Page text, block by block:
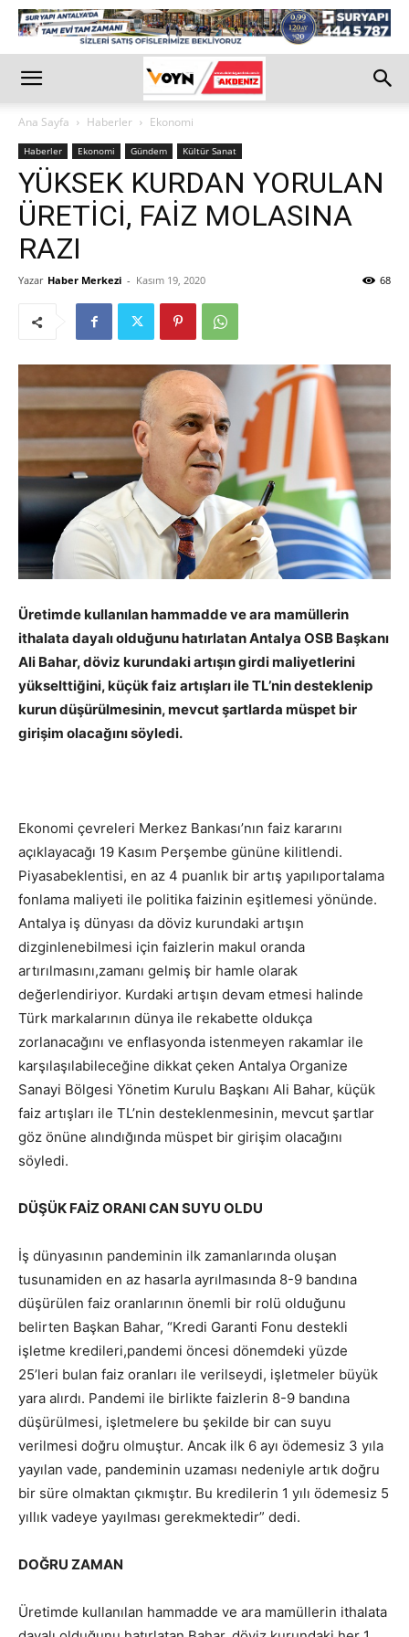
Ana Sayfa Haberler Ekonomi
Haberler Ekonomi Gündem Kültür Sanat
YÜKSEK KURDAN YORULAN
ÜRETİCİ, FAİZ MOLASINA
RAZI
Yazar Haber Merkezi - Kasım 19, 2020 68
Üretimde kullanılan hammadde ve ara mamüllerin
ithalata dayalı olduğunu hatırlatan Antalya OSB Başkanı
Ali Bahar, döviz kurundaki artışın girdi maliyetlerini
yükselttiğini, küçük faiz artışları ile TL’nin desteklenip
kurun düşürülmesinin, mevcut şartlarda müspet bir
girişim olacağını söyledi.
Ekonomi çevreleri Merkez Bankası’nın faiz kararını
açıklayacağı 19 Kasım Perşembe gününe kilitlendi.
Piyasabeklentisi, en az 4 puanlık bir artış yapılıportalama
fonlama maliyeti ile politika faizinin eşitlemesi yönünde.
Antalya iş dünyası da döviz kurundaki artışın
dizginlenebilmesi için faizlerin makul oranda
artırılmasını,zamanı gelmiş bir hamle olarak
değerlendiriyor. Kurdaki artışın devam etmesi halinde
Türk markalarının dünya ile rekabette oldukça
zorlanacağını ve enflasyonda istenmeyen rakamlar ile
karşılaşılabileceğine dikkat çeken Antalya Organize
Sanayi Bölgesi Yönetim Kurulu Başkanı Ali Bahar, küçük
faiz artışları ile TL’nin desteklenmesinin, mevcut şartlar
göz önüne alındığında müspet bir girişim olacağını
söyledi.
DÜŞÜK FAİZ ORANI CAN SUYU OLDU
İş dünyasının pandeminin ilk zamanlarında oluşan
tusunamiden en az hasarla ayrılmasında 8-9 bandına
düşürülen faiz oranlarının önemli bir rolü olduğunu
belirten Başkan Bahar, “Kredi Garanti Fonu destekli
işletme kredileri,pandemi öncesi dönemdeki yüzde
25’leri bulan faiz oranları ile verilseydi, işletmeler büyük
yara alırdı. Pandemi ile birlikte faizlerin 8-9 bandına
düşürülmesi, işletmelere bu şekilde bir can suyu
verilmesi doğru olmuştur. Ancak ilk 6 ayı ödemesiz 3 yıla
yayılan vade, pandeminin uzaması nedeniyle artık doğru
bir süre olmaktan çıkmıştır. Bu kredilerin 1 yılı ödemesiz 5
yıllık vadeye yayılması gerekmektedir” dedi.
DOĞRU ZAMAN
Üretimde kullanılan hammadde ve ara mamüllerin ithalata